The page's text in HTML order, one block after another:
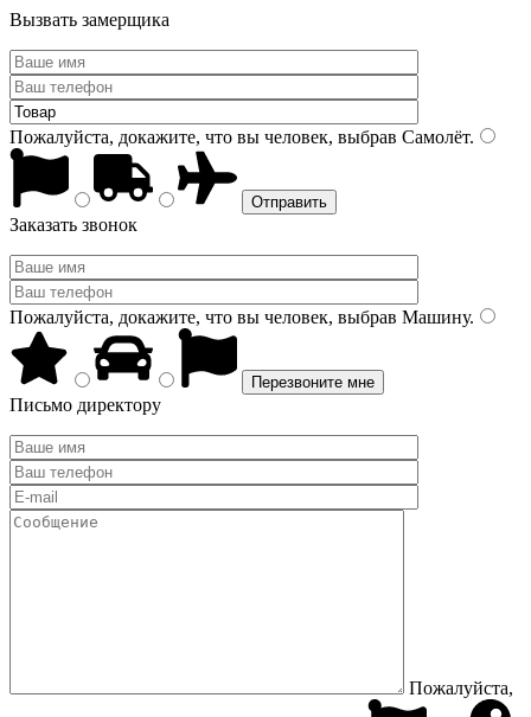
Вызвать замерщика
Пожалуйста, докажите, что вы человек, выбрав Самолёт.
Заказать звонок
Пожалуйста, докажите, что вы человек, выбрав Машину.
Письмо директору
Пожалуйста,